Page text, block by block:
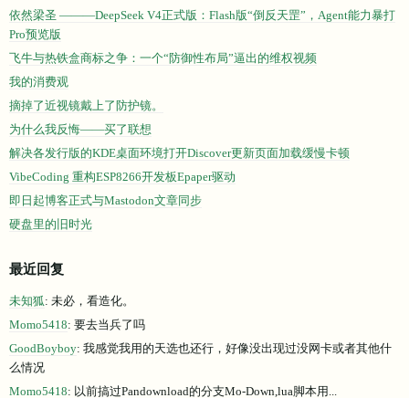
依然梁圣 ———DeepSeek V4正式版：Flash版“倒反天罡”，Agent能力暴打
Pro预览版
飞牛与热铁盒商标之争：一个“防御性布局”逼出的维权视频
我的消费观
摘掉了近视镜戴上了防护镜。
为什么我反悔——买了联想
解决各发行版的KDE桌面环境打开Discover更新页面加载缓慢卡顿
VibeCoding 重构ESP8266开发板Epaper驱动
即日起博客正式与Mastodon文章同步
硬盘里的旧时光
最近回复
未知狐: 未必，看造化。
Momo5418: 要去当兵了吗
GoodBoyboy: 我感觉我用的天选也还行，好像没出现过没网卡或者其他什
么情况
Momo5418: 以前搞过Pandownload的分支Mo-Down,lua脚本用...